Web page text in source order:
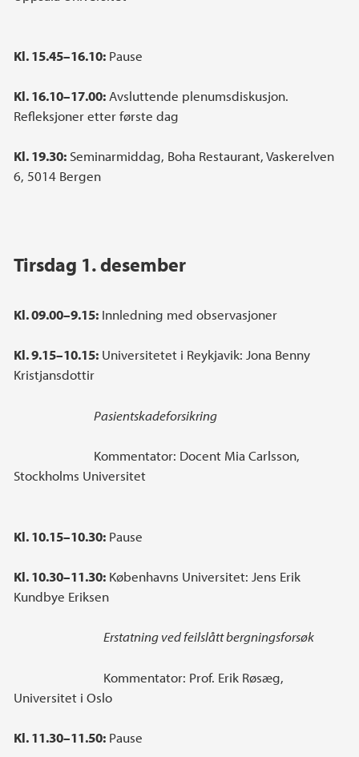
Kl. 15.45–16.10: Pause
Kl. 16.10–17.00:Avsluttende plenumsdiskusjon.
Refleksjoner etter første dag
Kl. 19.30: Seminarmiddag, Boha Restaurant, Vaskerelven
6, 5014 Bergen
Tirsdag 1. desember
Kl. 09.00–9.15: Innledning med observasjoner
Kl. 9.15–10.15: Universitetet i Reykjavik: Jona Benny
Kristjansdottir
Pasientskadeforsikring
Kommentator: Docent Mia Carlsson,
Stockholms Universitet
Kl. 10.15–10.30: Pause
Kl. 10.30–11.30: Københavns Universitet: Jens Erik
Kundbye Eriksen
Erstatning ved feilslått bergningsforsøk
Kommentator: Prof. Erik Røsæg,
Universitet i Oslo
Kl. 11.30–11.50: Pause